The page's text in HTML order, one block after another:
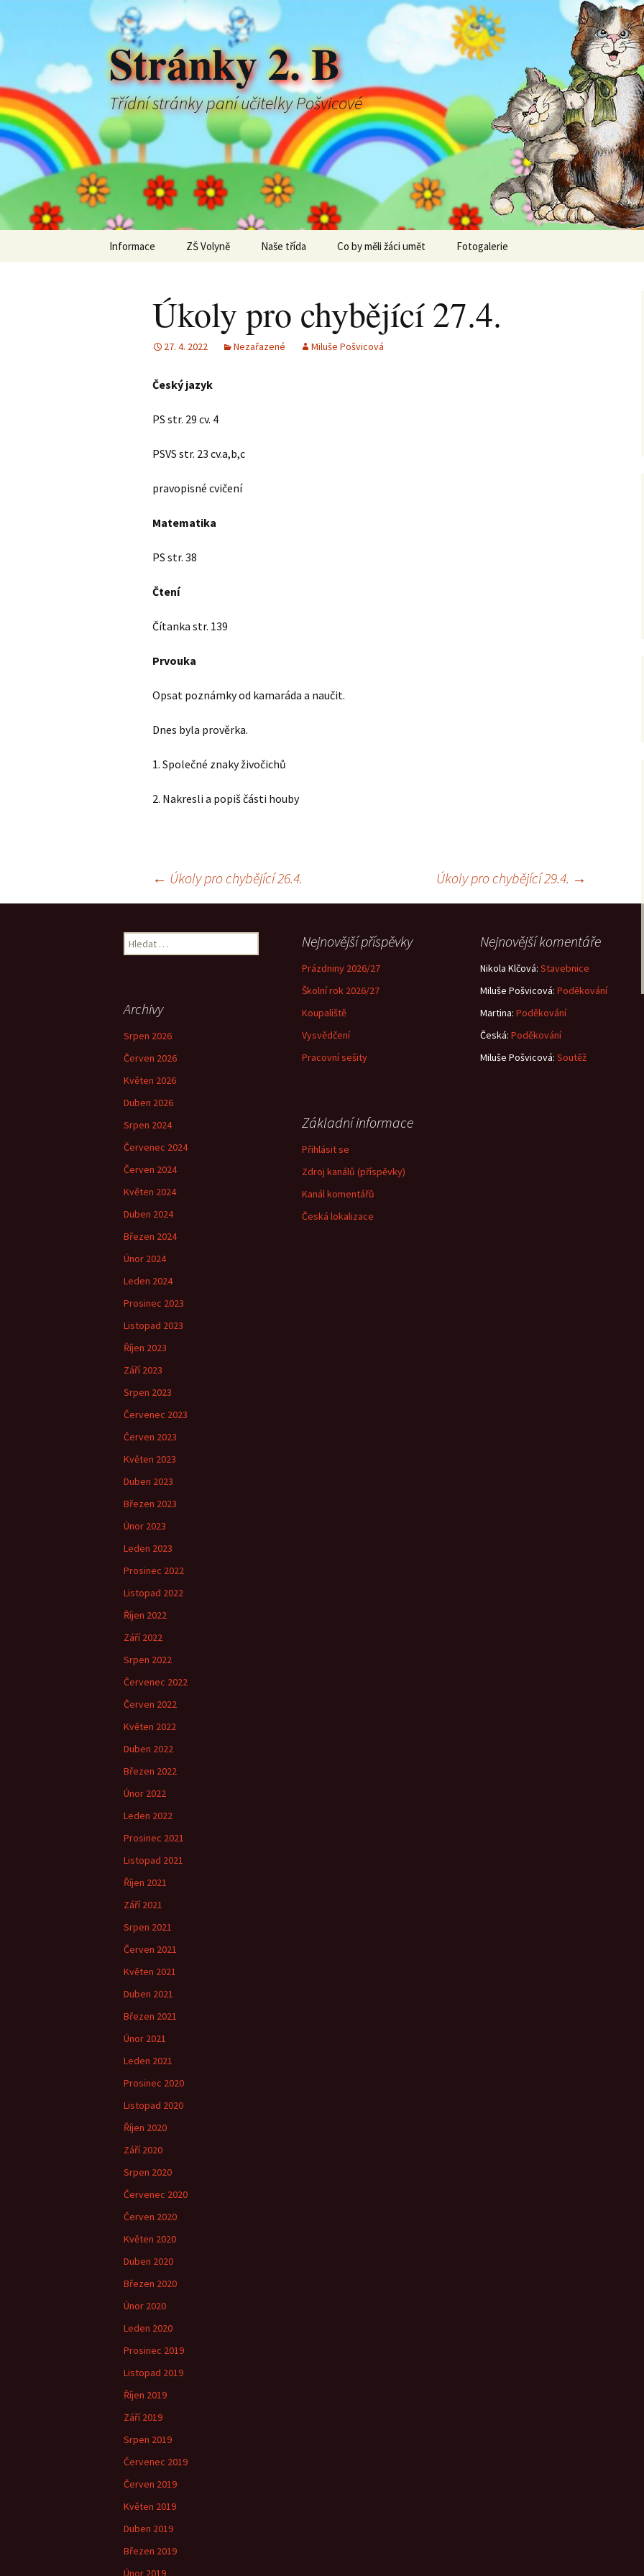
Stránky 2. B
Třídní stránky paní učitelky Pošvicové
Informace ZŠ Volyně Naše třída Co by měli žáci umět Fotogalerie
Úkoly pro chybějící 27.4.
27. 4. 2022 Nezařazené Miluše Pošvicová
Český jazyk
PS str. 29 cv. 4
PSVS str. 23 cv.a,b,c
pravopisné cvičení
Matematika
PS str. 38
Čtení
Čítanka str. 139
Prvouka
Opsat poznámky od kamaráda a naučit.
Dnes byla prověrka.
1. Společné znaky živočichů
2. Nakresli a popiš části houby
← Úkoly pro chybějící 26.4. Úkoly pro chybějící 29.4. →
Vyhledávání Nejnovější příspěvky
Prázdniny 2026/27
Školní rok 2026/27
Koupaliště
Vysvědčení
Pracovní sešity
Nejnovější komentáře
Nikola Klčová: Stavebnice
Miluše Pošvicová: Poděkování
Martina: Poděkování
Česká: Poděkování
Miluše Pošvicová: Soutěž
Archivy
Srpen 2026
Červen 2026
Květen 2026
Duben 2026
Srpen 2024
Červenec 2024
Červen 2024
Květen 2024
Duben 2024
Březen 2024
Únor 2024
Leden 2024
Prosinec 2023
Listopad 2023
Říjen 2023
Září 2023
Srpen 2023
Červenec 2023
Červen 2023
Květen 2023
Duben 2023
Březen 2023
Únor 2023
Leden 2023
Prosinec 2022
Listopad 2022
Říjen 2022
Září 2022
Srpen 2022
Červenec 2022
Červen 2022
Květen 2022
Duben 2022
Březen 2022
Únor 2022
Leden 2022
Prosinec 2021
Listopad 2021
Říjen 2021
Září 2021
Srpen 2021
Červen 2021
Květen 2021
Duben 2021
Březen 2021
Únor 2021
Leden 2021
Prosinec 2020
Listopad 2020
Říjen 2020
Září 2020
Srpen 2020
Červenec 2020
Červen 2020
Květen 2020
Duben 2020
Březen 2020
Únor 2020
Leden 2020
Prosinec 2019
Listopad 2019
Říjen 2019
Září 2019
Srpen 2019
Červenec 2019
Červen 2019
Květen 2019
Duben 2019
Březen 2019
Únor 2019
Základní informace
Přihlásit se
Zdroj kanálů (příspěvky)
Kanál komentářů
Česká lokalizace